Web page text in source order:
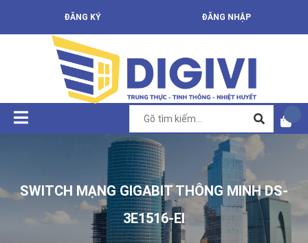
ĐĂNG KÝ ĐĂNG NHẬP
SWITCH MẠNG GIGABIT THÔNG MINH DS-
3E1516-EI